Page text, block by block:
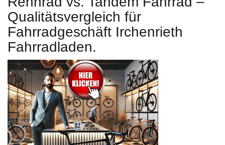
Qualitätsvergleich für
Fahrradgeschäft Irchenrieth
Fahrradladen.